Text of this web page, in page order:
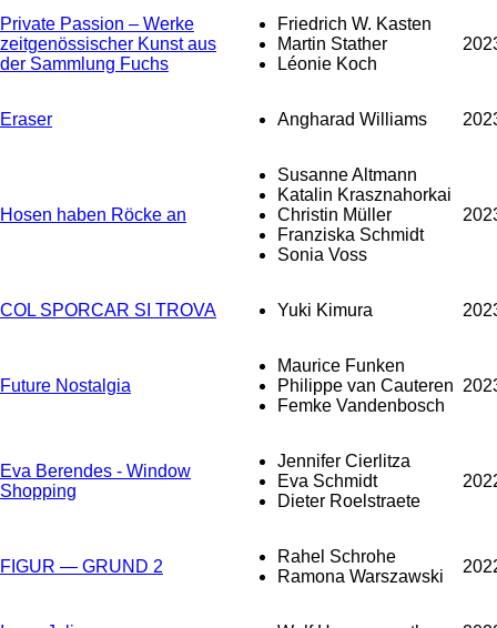
Private Passion – Werke
zeitgenössischer Kunst aus
der Sammlung Fuchs
Friedrich W. Kasten
Martin Stather
Léonie Koch
Eraser Angharad Williams
Hosen haben Röcke an
Susanne Altmann
Katalin Krasznahorkai
Christin Müller
Franziska Schmidt
Sonia Voss
COL SPORCAR SI TROVA Yuki Kimura
Future Nostalgia
Maurice Funken
Philippe van Cauteren
Femke Vandenbosch
Eva Berendes - Window
Shopping
Jennifer Cierlitza
Eva Schmidt
Dieter Roelstraete
FIGUR — GRUND 2
Rahel Schrohe
Ramona Warszawski